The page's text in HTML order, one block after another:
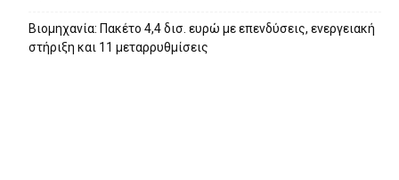
Βιομηχανία: Πακέτο 4,4 δισ. ευρώ με επενδύσεις, ενεργειακή
στήριξη και 11 μεταρρυθμίσεις